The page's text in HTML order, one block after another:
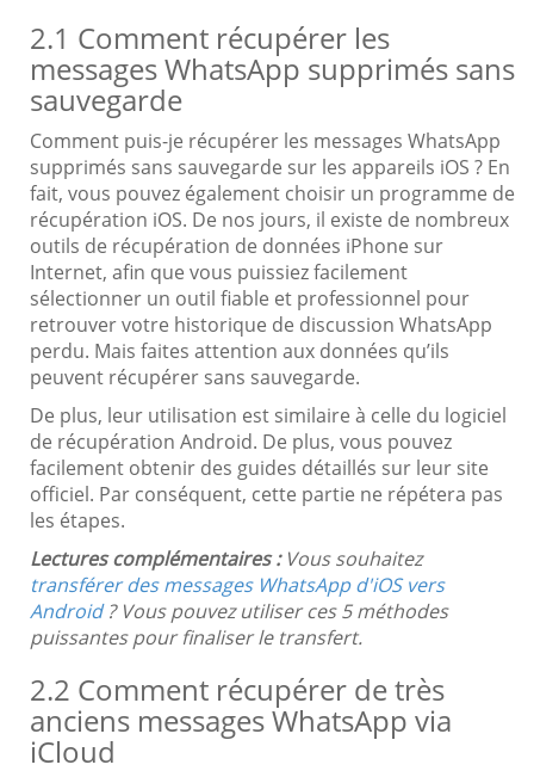
2.1 Comment récupérer les
messages WhatsApp supprimés sans
sauvegarde
Comment puis-je récupérer les messages WhatsApp
supprimés sans sauvegarde sur les appareils iOS ? En
fait, vous pouvez également choisir un programme de
récupération iOS. De nos jours, il existe de nombreux
outils de récupération de données iPhone sur
Internet, afin que vous puissiez facilement
sélectionner un outil fiable et professionnel pour
retrouver votre historique de discussion WhatsApp
perdu. Mais faites attention aux données qu’ils
peuvent récupérer sans sauvegarde.
De plus, leur utilisation est similaire à celle du logiciel
de récupération Android. De plus, vous pouvez
facilement obtenir des guides détaillés sur leur site
officiel. Par conséquent, cette partie ne répétera pas
les étapes.
Lectures complémentaires : Vous souhaitez
transférer des messages WhatsApp d'iOS vers
Android? Vous pouvez utiliser ces 5 méthodes
puissantes pour finaliser le transfert.
2.2 Comment récupérer de très
anciens messages WhatsApp via
iCloud